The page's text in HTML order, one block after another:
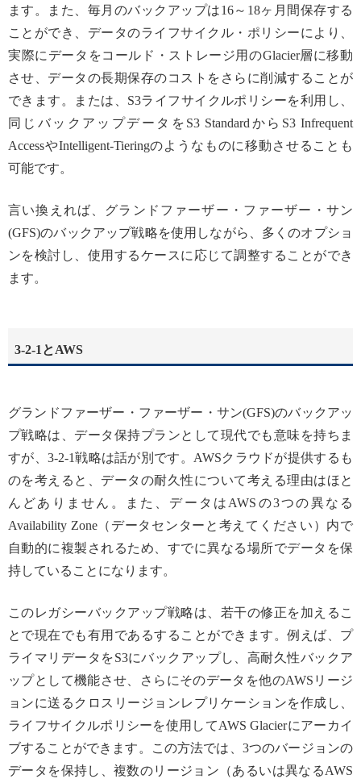
ます。また、毎月のバックアップは16～18ヶ月間保存する
ことができ、データのライフサイクル・ポリシーにより、
実際にデータをコールド・ストレージ用のGlacier層に移動
させ、データの長期保存のコストをさらに削減することが
できます。または、S3ライフサイクルポリシーを利用し、
同じバックアップデータをS3 StandardからS3 Infrequent
AccessやIntelligent-Tieringのようなものに移動させることも
可能です。
言い換えれば、グランドファーザー・ファーザー・サン
(GFS)のバックアップ戦略を使用しながら、多くのオプショ
ンを検討し、使用するケースに応じて調整することができ
ます。
3-2-1とAWS
グランドファーザー・ファーザー・サン(GFS)のバックアッ
プ戦略は、データ保持プランとして現代でも意味を持ちま
すが、3-2-1戦略は話が別です。AWSクラウドが提供するも
のを考えると、データの耐久性について考える理由はほと
んどありません。また、データはAWSの3つの異なる
Availability Zone（データセンターと考えてください）内で
自動的に複製されるため、すでに異なる場所でデータを保
持していることになります。
このレガシーバックアップ戦略は、若干の修正を加えるこ
とで現在でも有用であるすることができます。例えば、プ
ライマリデータをS3にバックアップし、高耐久性バックア
ップとして機能させ、さらにそのデータを他のAWSリージ
ョンに送るクロスリージョンレプリケーションを作成し、
ライフサイクルポリシーを使用してAWS Glacierにアーカイ
ブすることができます。この方法では、3つのバージョンの
データを保持し、複数のリージョン（あるいは異なるAWS